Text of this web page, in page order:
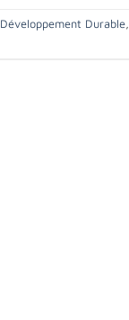
Développement Durable,